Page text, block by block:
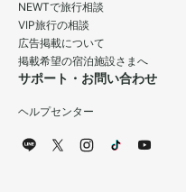
NEWTで旅行相談
VIP旅行の相談
広告掲載について
掲載希望の宿泊施設さまへ
サポート・お問い合わせ
ヘルプセンター